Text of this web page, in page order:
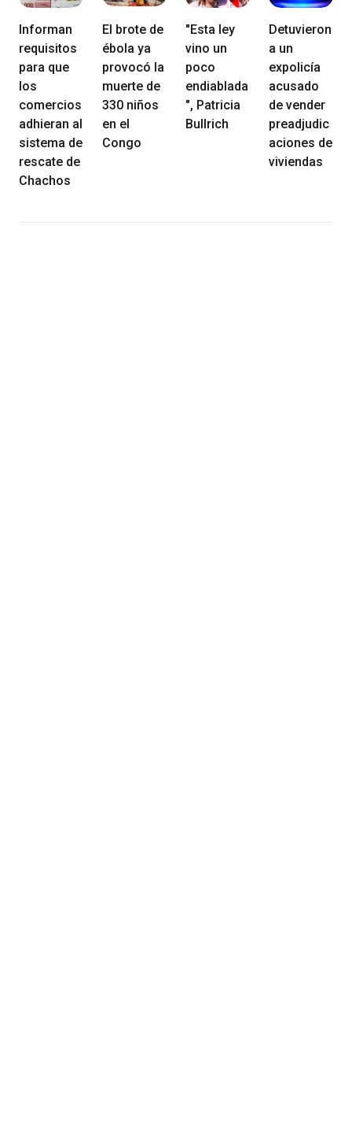
Informan
requisitos
para que
los
comercios
adhieran al
sistema de
rescate de
Chachos
El brote de
ébola ya
provocó la
muerte de
330 niños
en el
Congo
"Esta ley
vino un
poco
endiablada
", Patricia
Bullrich
Detuvieron
a un
expolicía
acusado
de vender
preadjudic
aciones de
viviendas